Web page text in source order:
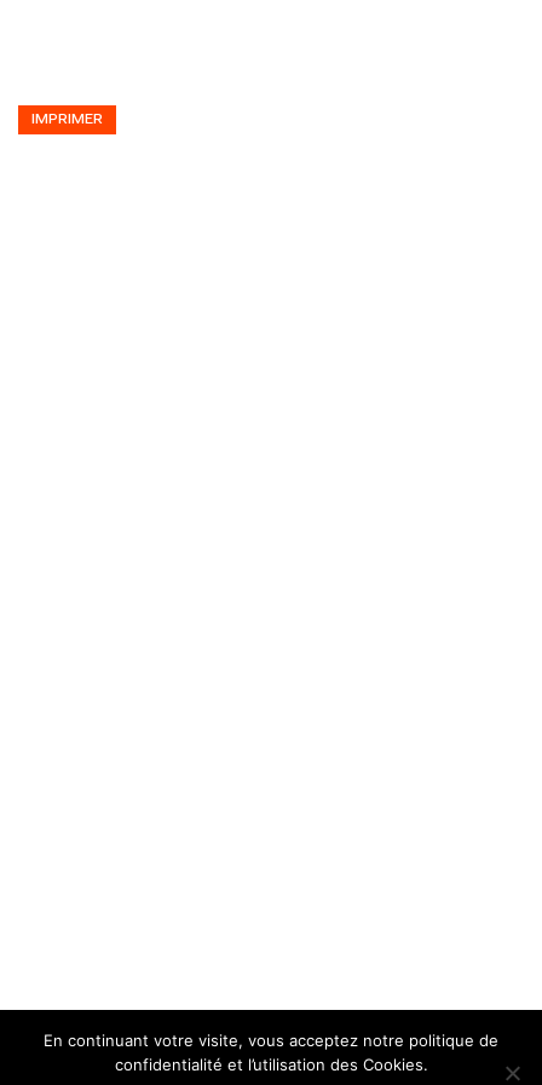
IMPRIMER
En continuant votre visite, vous acceptez notre politique de
confidentialité et l’utilisation des Cookies.